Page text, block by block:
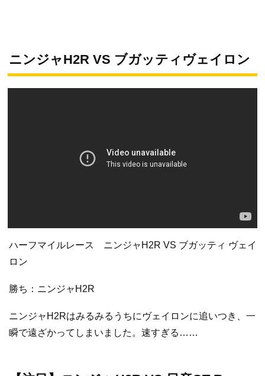
ニンジャH2R VS ブガッティヴェイロン
ハーフマイルレース ニンジャH2R VS ブガッティ ヴェイ
ロン
勝ち：ニンジャH2R
ニンジャH2Rはみるみるうちにヴェイロンに追いつき、一
瞬で遠ざかってしまいました。速すぎる……